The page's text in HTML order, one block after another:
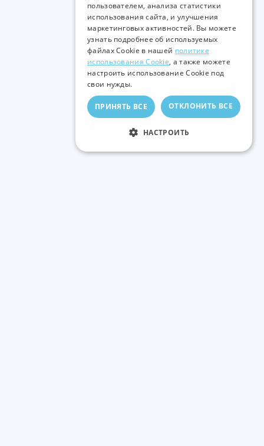
ENGLISH
пользователем, анализа статистики
использования сайта, и улучшения
маркетинговых активностей. Вы можете
узнать подробнее об используемых
файлах Cookie в нашей политике
использования Cookie, а также можете
настроить использование Cookie под
свои нужды.
ПРИНЯТЬ ВСЕ ОТКЛОНИТЬ ВСЕ
НАСТРОИТЬ